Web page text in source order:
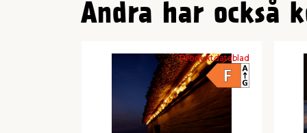
Andra har också
Produktdatablad